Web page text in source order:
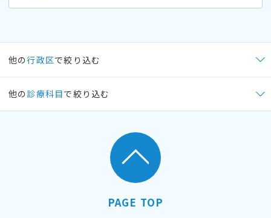
他の行政区で絞り込む
他の 診療科目で絞り込む
PAGE TOP